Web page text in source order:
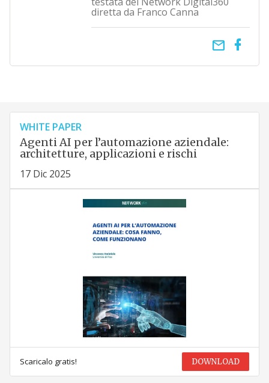
diretta da Franco Canna
email
WHITE PAPER
Agenti AI per l’automazione aziendale:
architetture, applicazioni e rischi
17 Dic 2025
Scaricalo gratis! DOWNLOAD